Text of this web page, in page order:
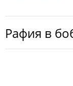
Рафия в